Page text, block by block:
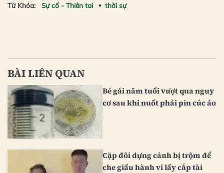
Từ Khóa: Sự cố - Thiên tai thời sự
BÀI LIÊN QUAN
Bé gái năm tuổi vượt qua nguy
cơ sau khi nuốt phải pin cúc áo
Cặp đôi dựng cảnh bị trộm để
che giấu hành vi lấy cắp tài